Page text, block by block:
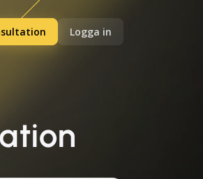
Logga in